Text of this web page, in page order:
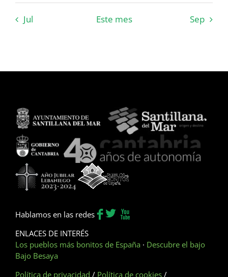
Jul Este mes Sep
Hablamos en las redes
ENLACES DE INTERÉS
Los pueblos más bonitos de España · Descubre el bajo
Bajo Besaya
Política de privacidad / Política de cookies /